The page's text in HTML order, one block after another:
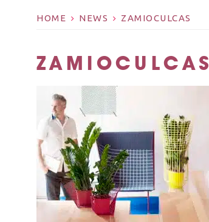
HOME NEWS ZAMIOCULCAS
ZAMIOCULCAS